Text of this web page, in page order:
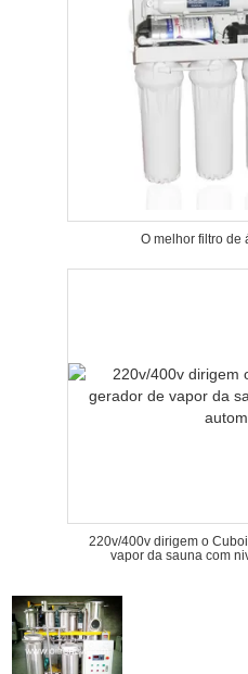
O melhor filtro de
220v/400v dirigem o
vapor da sauna com